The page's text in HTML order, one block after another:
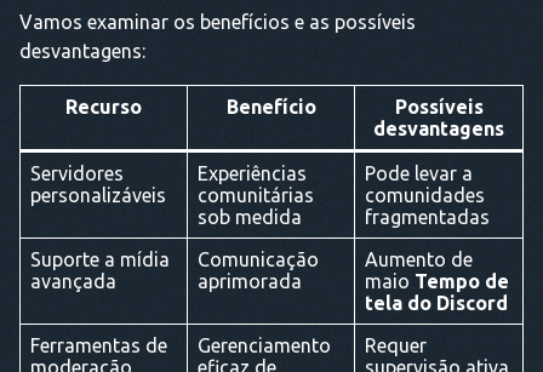
Vamos examinar os benefícios e as possíveis
desvantagens:
Recurso Benefício
Possíveis
desvantagens
Servidores
personalizáveis
Experiências
comunitárias
sob medida
Pode levar a
comunidades
fragmentadas
Suporte a mídia
avançada
Comunicação
aprimorada
Aumento de
maio Tempo de
tela do Discord
Ferramentas de
moderação
Gerenciamento
eficaz de
Requer
supervisão ativa